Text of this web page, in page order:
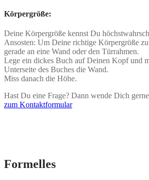
Körpergröße:
Deine Körpergröße kennst Du
Ansosten: Um Deine richtige Körpergröße
gerade an eine Wand oder den Türrahmen.
Lege ein dickes Buch auf Deinen Kopf und
Unterseite des Buches die Wand.
Miss danach die Höhe.
Hast Du eine Frage? Dann wende Dich
zum Kontaktformular
Formelles